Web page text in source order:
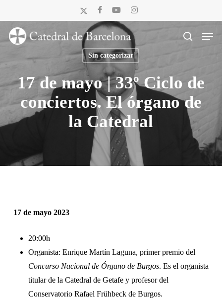
to
main
x-
twitter
facebookyoutube instagram
search
Menu
Sin categorizar
17 de mayo | 33º Ciclo de
conciertos. El órgano de
la Catedral
17 de mayo 2023
20:00h
Organista: Enrique Martín Laguna, primer premio del
Concurso Nacional de Órgano de Burgos. Es el organista
titular de la Catedral de Getafe y profesor del
Conservatorio Rafael Frühbeck de Burgos.